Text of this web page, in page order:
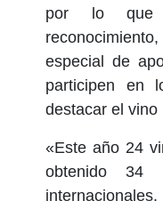
por lo que
especial de
participen en
destacar el vino
«Este año 24
obtenido 34